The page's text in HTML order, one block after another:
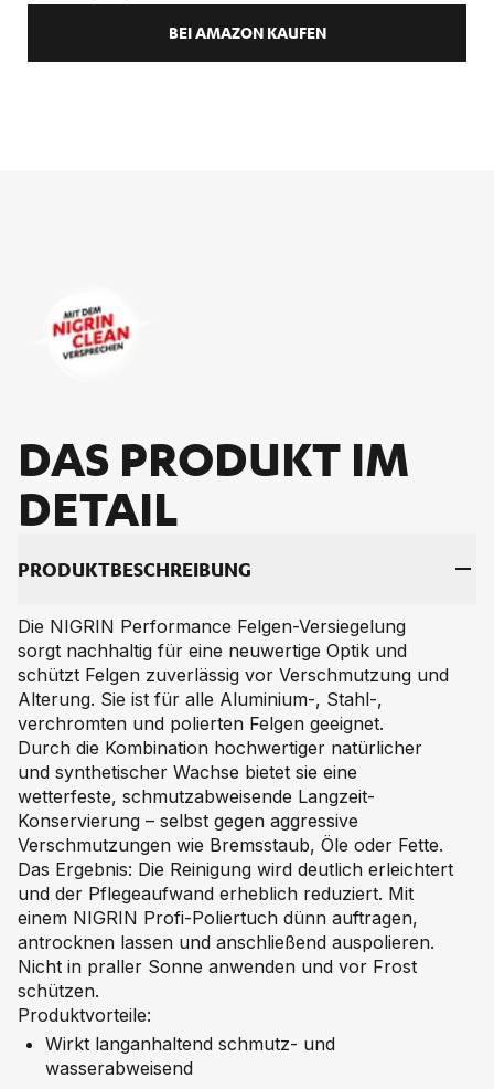
BEI AMAZON KAUFEN
DAS PRO­DUKT IM
DE­TAIL
PRO­DUKT­BE­SCHREI­BUNG
Die NIGRIN Performance Felgen-Versiegelung
sorgt nachhaltig für eine neuwertige Optik und
schützt Felgen zuverlässig vor Verschmutzung und
Alterung. Sie ist für alle Aluminium-, Stahl-,
verchromten und polierten Felgen geeignet.
Durch die Kombination hochwertiger natürlicher
und synthetischer Wachse bietet sie eine
wetterfeste, schmutzabweisende Langzeit-
Konservierung – selbst gegen aggressive
Verschmutzungen wie Bremsstaub, Öle oder Fette.
Das Ergebnis: Die Reinigung wird deutlich erleichtert
und der Pflegeaufwand erheblich reduziert. Mit
einem NIGRIN Profi-Poliertuch dünn auftragen,
antrocknen lassen und anschließend auspolieren.
Nicht in praller Sonne anwenden und vor Frost
schützen.
Produktvorteile:
Wirkt langanhaltend schmutz- und
wasserabweisend